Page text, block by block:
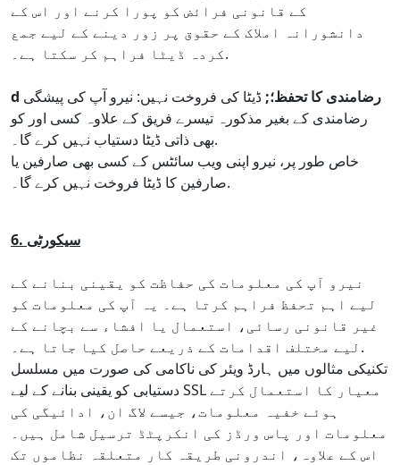
کے قانونی فرائض کو پورا کرنے اور اس کے
دانشورانہ املاک کے حقوق پر زور دینے کے لیے جمع
کردہ ڈیٹا فراہم کر سکتا ہے۔.
d رضامندی کا تحفظ؛; ڈیٹا کی فروخت نہیں: نیرو آپ کی پیشگی
رضامندی کے بغیر مذکورہ تیسرے فریق کے علاوہ کسی اور کو
بھی ذاتی ڈیٹا دستیاب نہیں کرے گا۔.
خاص طور پر، نیرو اپنی ویب سائٹس کے کسی بھی صارفین یا
صارفین کا ڈیٹا فروخت نہیں کرے گا۔.
6. سیکورٹی
نیرو آپ کی معلومات کی حفاظت کو یقینی بنانے کے
لیے اہم تحفظ فراہم کرتا ہے۔ یہ آپ کی معلومات کو
غیر قانونی رسائی، استعمال یا افشاء سے بچانے کے
لیے مختلف اقدامات کے ذریعے حاصل کیا جاتا ہے۔.
تکنیکی مثالوں میں ہارڈ ویئر کی ناکامی کی صورت میں مسلسل
دستیابی کو یقینی بنانے کے لیے SSL معیار کا استعمال کرتے
ہوئے خفیہ معلومات، جیسے لاگ ان، ادائیگی کی
معلومات اور پاس ورڈز کی انکرپٹڈ ترسیل شامل ہیں۔
اس کے علاوہ، اندرونی طریقہ کار متعلقہ نظاموں تک